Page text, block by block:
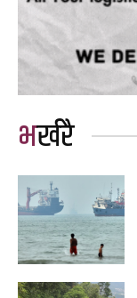
भर्खरै